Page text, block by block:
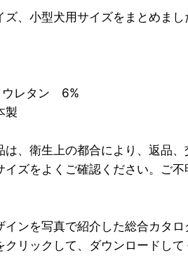
、小型犬用サイズをまとめまし
レタン 6%
は、衛生上の都合により、返品
イズをよくご確認ください。ご
インを写真で紹介した総合カタロ
クリックして、ダウンロードして